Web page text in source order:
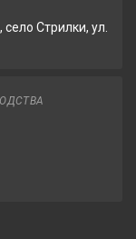
Стрилки, ул.